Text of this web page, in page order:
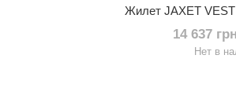
Жилет JAXET
14 637
Нет в